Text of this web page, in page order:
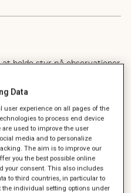
at holde styr på observationer
du sender en sag (via
bolden hos os med det
Du kan angive præcis,
så det passer ind i din
endeligt på skrift eller
kontaktform du har valg i din
Data
user experience on all pages of the
to process end device
used to improve the user
media and to personalize
The aim is to improve our
you the best possible online
your consent. This also includes
to third countries, in particular to
the individual setting options under